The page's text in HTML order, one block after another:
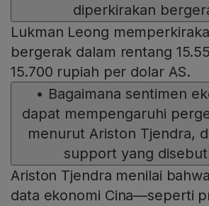
diperkirakan
Lukman Leong
bergerak dalam rentang
15.700 rupiah per dolar AS.
• Bagaimana sentimen
dapat mempengaruhi
menurut Ariston Tjendra,
support yang
Ariston Tjendra menilai
data ekonomi Cina—seperti